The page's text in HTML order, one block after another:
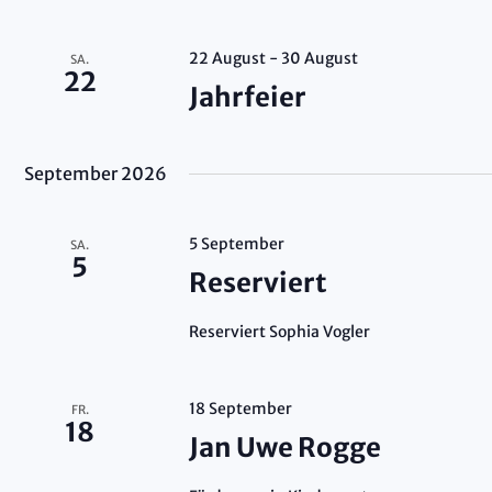
und
SA.
22
22 August- 30 August
Jahrfeier
September 2026
SA.
5
5 September
Reserviert
Reserviert Sophia Vogler
FR.
18
18 September
Jan Uwe Rogge